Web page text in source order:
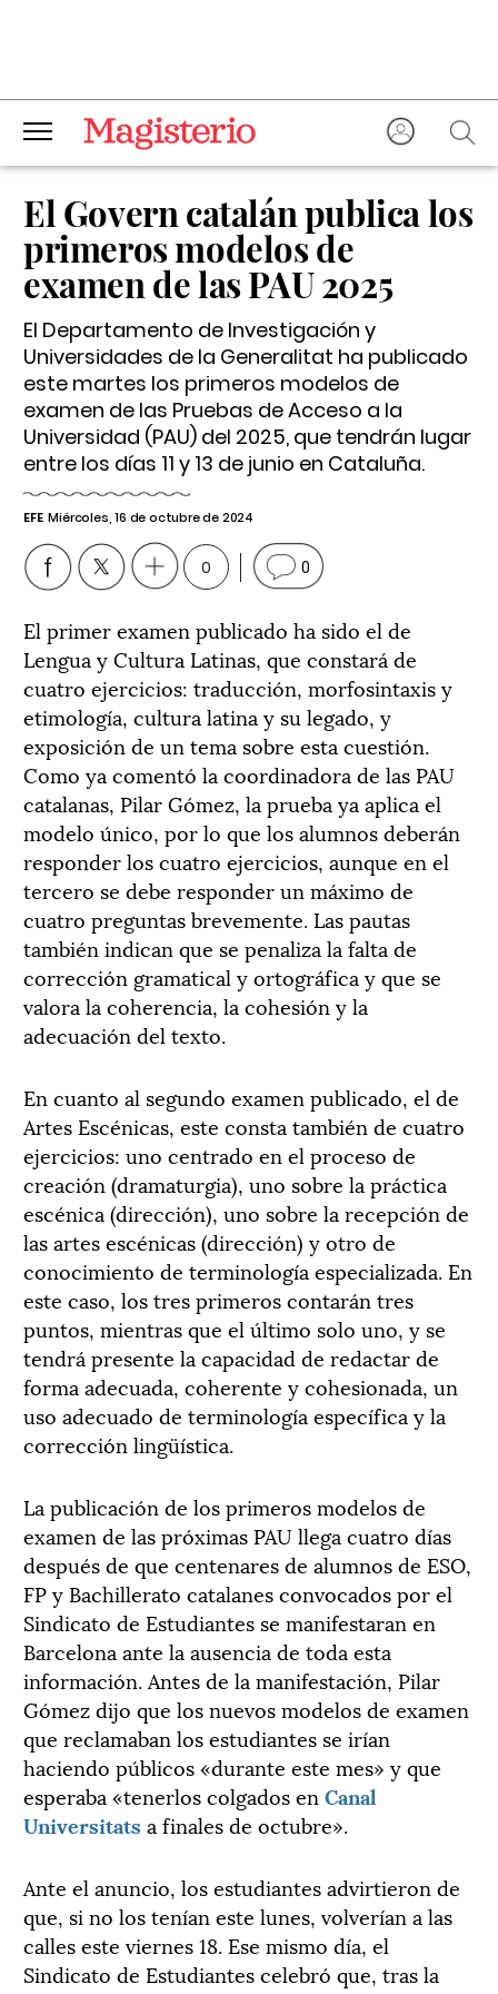
El Govern catalán publica los
primeros modelos de
examen de las PAU 2025
El Departamento de Investigación y
Universidades de la Generalitat ha publicado
este martes los primeros modelos de
examen de las Pruebas de Acceso a la
Universidad (PAU) del 2025, que tendrán lugar
entre los días 11 y 13 de junio en Cataluña.
EFE Miércoles, 16 de octubre de 2024
0 0
El primer examen publicado ha sido el de
Lengua y Cultura Latinas, que constará de
cuatro ejercicios: traducción, morfosintaxis y
etimología, cultura latina y su legado, y
exposición de un tema sobre esta cuestión.
Como ya comentó la coordinadora de las PAU
catalanas, Pilar Gómez, la prueba ya aplica el
modelo único, por lo que los alumnos deberán
responder los cuatro ejercicios, aunque en el
tercero se debe responder un máximo de
cuatro preguntas brevemente. Las pautas
también indican que se penaliza la falta de
corrección gramatical y ortográfica y que se
valora la coherencia, la cohesión y la
adecuación del texto.
En cuanto al segundo examen publicado, el de
Artes Escénicas, este consta también de cuatro
ejercicios: uno centrado en el proceso de
creación (dramaturgia), uno sobre la práctica
escénica (dirección), uno sobre la recepción de
las artes escénicas (dirección) y otro de
conocimiento de terminología especializada. En
este caso, los tres primeros contarán tres
puntos, mientras que el último solo uno, y se
tendrá presente la capacidad de redactar de
forma adecuada, coherente y cohesionada, un
uso adecuado de terminología específica y la
corrección lingüística.
La publicación de los primeros modelos de
examen de las próximas PAU llega cuatro días
después de que centenares de alumnos de ESO,
FP y Bachillerato catalanes convocados por el
Sindicato de Estudiantes se manifestaran en
Barcelona ante la ausencia de toda esta
información. Antes de la manifestación, Pilar
Gómez dijo que los nuevos modelos de examen
que reclamaban los estudiantes se irían
haciendo públicos «durante este mes» y que
esperaba «tenerlos colgados en Canal
Universitatsa finales de octubre».
Ante el anuncio, los estudiantes advirtieron de
que, si no los tenían este lunes, volverían a las
calles este viernes 18. Ese mismo día, el
Sindicato de Estudiantes celebró que, tras la